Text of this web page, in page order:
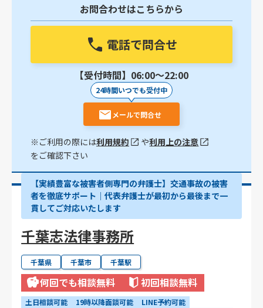
お問合わせはこちらから
電話で問合せ
【受付時間】06:00〜22:00
24時間いつでも受付中
メールで問合せ
※ご利用の際には利用規約 や利用上の注意
をご確認下さい
【実績豊富な被害者側専門の弁護士】交通事故の被害
者を徹底サポート｜代表弁護士が最初から最後まで一
貫してご対応いたします
千葉志法律事務所
千葉県 千葉市 千葉駅
何回でも相談無料 初回相談無料
土日相談可能 19時以降面談可能
LINE予約可能